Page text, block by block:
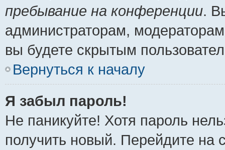
пребывание на конференции.
администраторам,
вы будете скрытым
Вернуться к началу
Я забыл пароль!
Не паникуйте! Хотя пароль
получить новый. Перейдите на